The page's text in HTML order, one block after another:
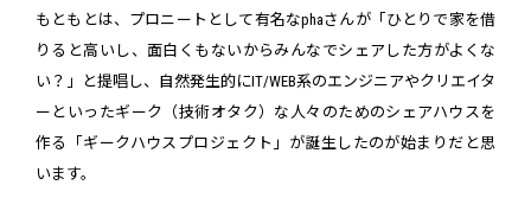
もともとは、プロニートとして有名なphaさんが「ひとりで家を借
りると高いし、面白くもないからみんなでシェアした方がよくな
い？」と提唱し、自然発生的にIT/WEB系のエンジニアやクリエイタ
ーといったギーク（技術オタク）な人々のためのシェアハウスを
作る「ギークハウスプロジェクト」が誕生したのが始まりだと思
います。